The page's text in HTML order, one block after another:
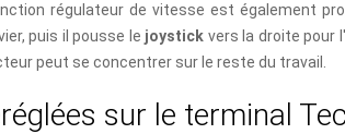
régulateur de vitesse est également
puis il pousse le joystick vers la droite pour
peut se concentrer sur le reste du travail.
réglées sur le terminal Tec